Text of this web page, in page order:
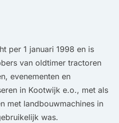
per 1 januari 1998 en is
van oldtimer tractoren
evenementen en
in Kootwijk e.o., met als
met landbouwmachines in
was.